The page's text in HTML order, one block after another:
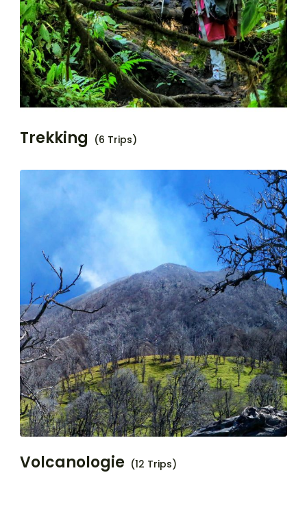
Trekking (6 Trips)
Volcanologie (12 Trips)